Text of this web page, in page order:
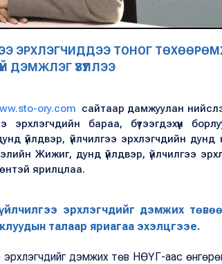
ЭРХЛЭГЧИДДЭЭ ТОНОГ
ДЭМЖЛЭГ ҮЗҮҮЛЛЭЭ
ory.com сайтаар дамжуулан
бараа, бүтээгдэхүүн
үйлдвэр, үйлчилгээ эрхлэгчдийн дунд
Жижиг, дунд үйлдвэр, үйлчилгээ
ярилцлаа.
эрхлэгчдийг дэмжих
талаар яриагаа эхэлцгээе.
эрхлэгчдийг дэмжих төв НӨҮГ-аас